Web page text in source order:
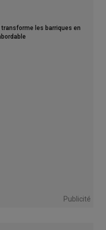
transforme les barriques en
Publicité